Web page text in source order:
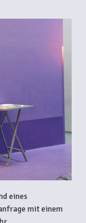
eines
mit einem